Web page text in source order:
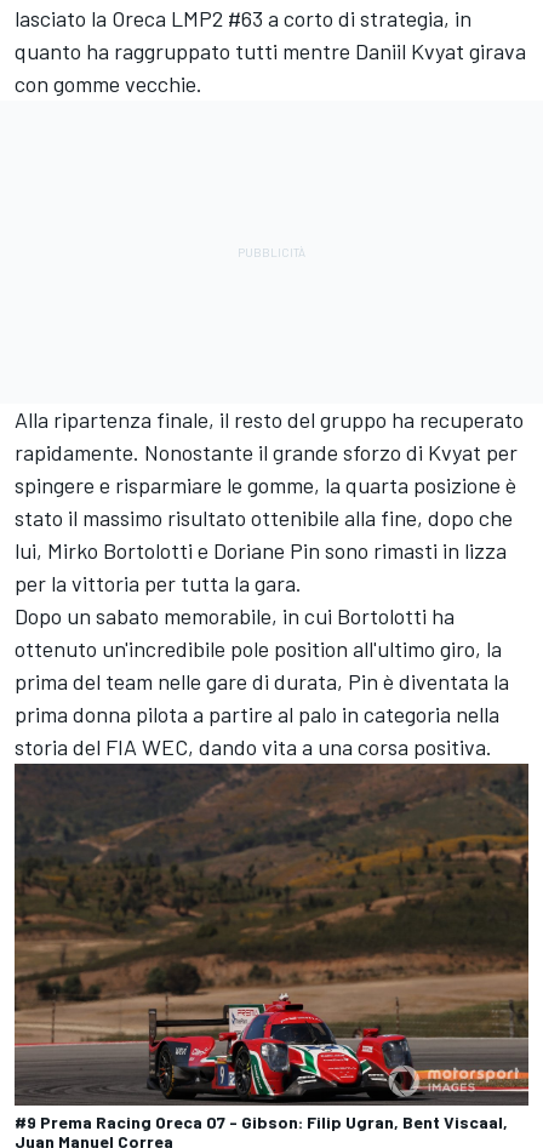
lasciato la Oreca LMP2 #63 a corto di strategia, in
quanto ha raggruppato tutti mentre Daniil Kvyat girava
con gomme vecchie.
Alla ripartenza finale, il resto del gruppo ha recuperato
rapidamente. Nonostante il grande sforzo di Kvyat per
spingere e risparmiare le gomme, la quarta posizione è
stato il massimo risultato ottenibile alla fine, dopo che
lui, Mirko Bortolotti e Doriane Pin sono rimasti in lizza
per la vittoria per tutta la gara.
Dopo un sabato memorabile, in cui Bortolotti ha
ottenuto un'incredibile pole position all'ultimo giro, la
prima del team nelle gare di durata, Pin è diventata la
prima donna pilota a partire al palo in categoria nella
storia del FIA WEC, dando vita a una corsa positiva.
#9 Prema Racing Oreca 07 - Gibson: Filip Ugran, Bent Viscaal,
Juan Manuel Correa